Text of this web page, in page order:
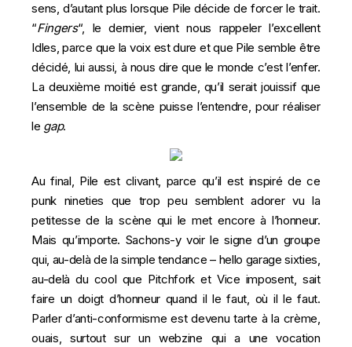
sens, d’autant plus lorsque Pile décide de forcer le trait.
“Fingers“, le dernier, vient nous rappeler l’excellent
Idles, parce que la voix est dure et que Pile semble être
décidé, lui aussi, à nous dire que le monde c’est l’enfer.
La deuxième moitié est grande, qu’il serait jouissif que
l’ensemble de la scène puisse l’entendre, pour réaliser
le gap.
Au final, Pile est clivant, parce qu’il est inspiré de ce
punk nineties que trop peu semblent adorer vu la
petitesse de la scène qui le met encore à l’honneur.
Mais qu’importe. Sachons-y voir le signe d’un groupe
qui, au-delà de la simple tendance – hello garage sixties,
au-delà du cool que Pitchfork et Vice imposent, sait
faire un doigt d’honneur quand il le faut, où il le faut.
Parler d’anti-conformisme est devenu tarte à la crème,
ouais, surtout sur un webzine qui a une vocation